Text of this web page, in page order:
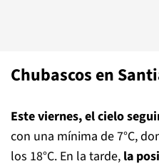
Chubascos en
Este viernes, el cielo
con una mínima de 7°C,
los 18°C. En la tarde, la